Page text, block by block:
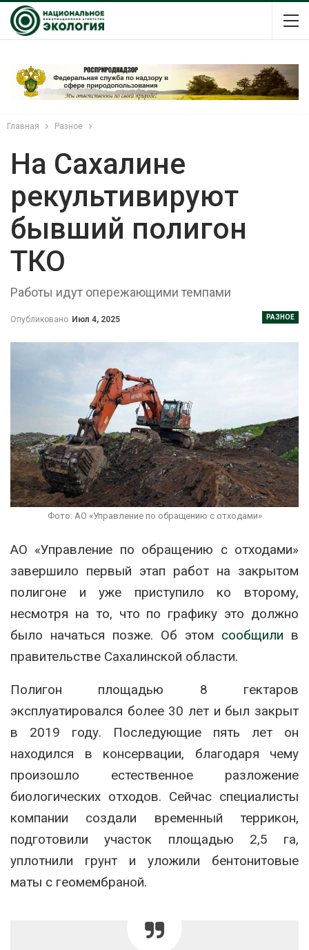
Главная Разное
На Сахалине
рекультивируют
бывший полигон
ТКО
Работы идут опережающими темпами
РАЗНОЕ
Опубликовано Июл 4, 2025
Фото: АО «Управление по обращению с отходами»
АО «Управление по обращению с отходами»
завершило первый этап работ на закрытом
полигоне и уже приступило ко второму,
несмотря на то, что по графику это должно
было начаться позже. Об этом сообщили в
правительстве Сахалинской области.
Полигон площадью 8 гектаров
эксплуатировался более 30 лет и был закрыт
в 2019 году. Последующие пять лет он
находился в консервации, благодаря чему
произошло естественное разложение
биологических отходов. Сейчас специалисты
компании создали временный террикон,
подготовили участок площадью 2,5 га,
уплотнили грунт и уложили бентонитовые
маты с геомембраной.